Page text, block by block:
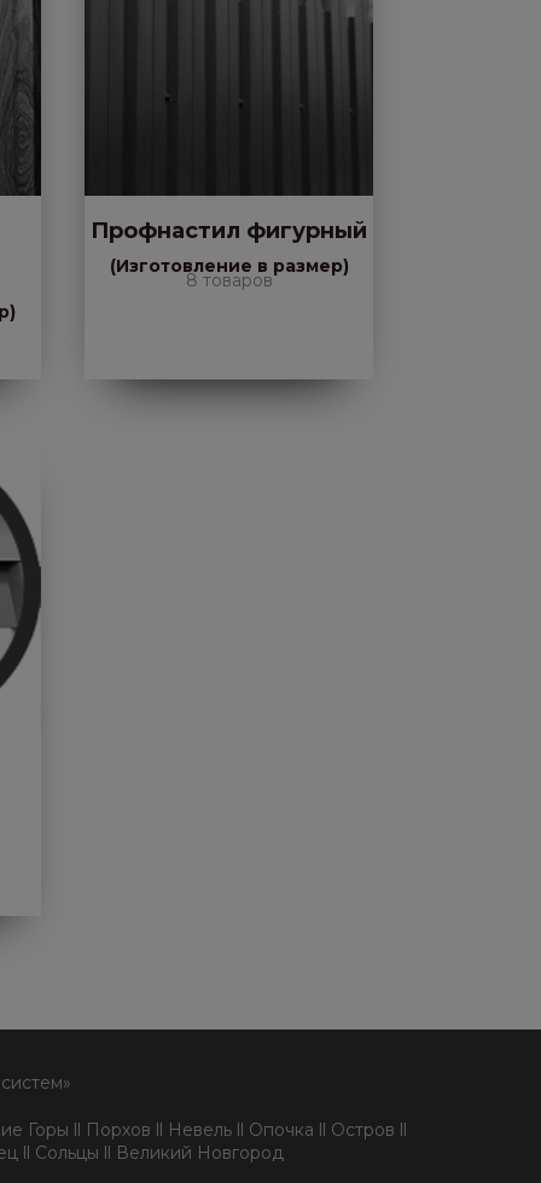
Профнастил фигурный
(Изготовление в размер)
8 товаров
Горы ll Порхов ll Невель ll Опочка ll Остров ll
ll Сольцы ll Великий Новгород